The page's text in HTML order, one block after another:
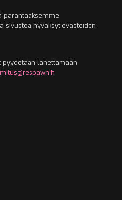
parantaaksemme
sivustoa hyväksyt evästeiden
pyydetään lähettämään